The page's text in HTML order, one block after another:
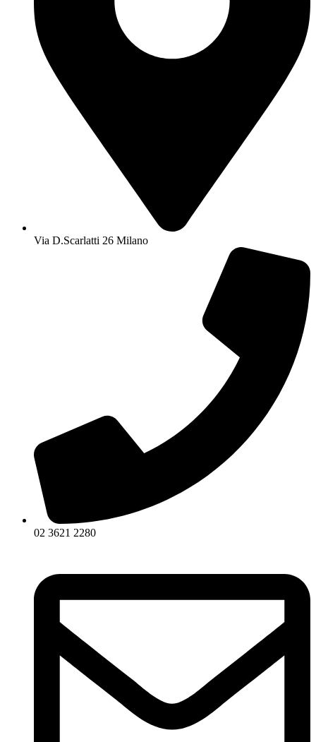
Via D.Scarlatti 26 Milano
02 3621 2280